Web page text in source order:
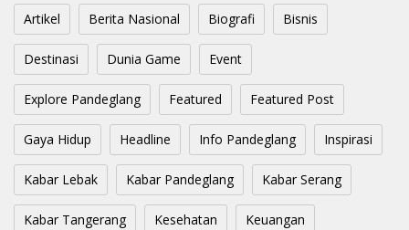
Artikel Berita Nasional Biografi Bisnis
Destinasi Dunia Game Event
Explore Pandeglang Featured Featured Post
Gaya Hidup Headline Info Pandeglang Inspirasi
Kabar Lebak Kabar Pandeglang Kabar Serang
Kabar Tangerang Kesehatan Keuangan